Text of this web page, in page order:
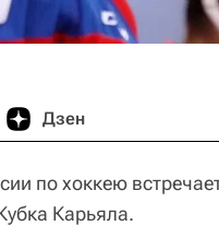
Дзен
по хоккею
Карьяла.